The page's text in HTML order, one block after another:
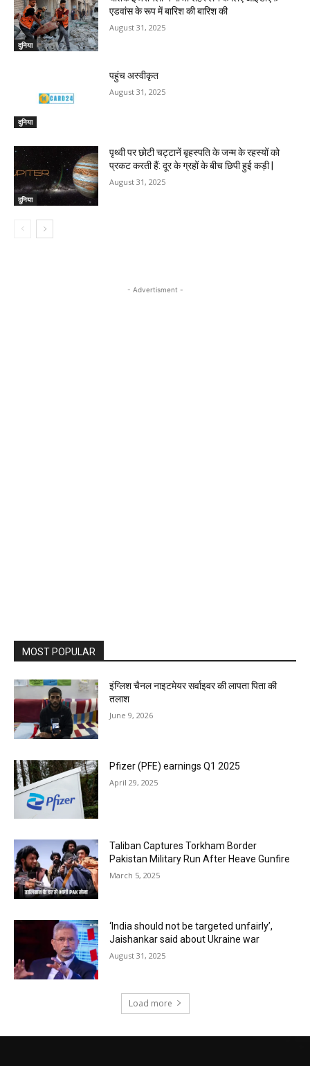
दुनिया
एडवांस के रूप में बारिश की बारिश की
August 31, 2025
दुनिया
पहुंच अस्वीकृत
August 31, 2025
दुनिया
पृथ्वी पर छोटी चट्टानें बृहस्पति के जन्म के रहस्यों को
प्रकट करती हैं: दूर के ग्रहों के बीच छिपी हुई कड़ी |
August 31, 2025
- Advertisment -
MOST POPULAR
इंग्लिश चैनल नाइटमेयर सर्वाइवर की लापता पिता की
तलाश
June 9, 2026
Pfizer (PFE) earnings Q1 2025
April 29, 2025
Taliban Captures Torkham Border
Pakistan Military Run After Heave Gunfire
March 5, 2025
‘India should not be targeted unfairly’,
Jaishankar said about Ukraine war
August 31, 2025
Load more